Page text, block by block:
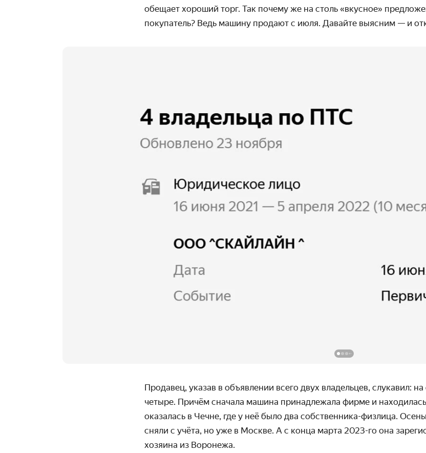
обещает хороший торг. Так почему же на столь «вкусное»
покупатель? Ведь машину продают с июля. Давайте выясним — и
Продавец, указав в объявлении всего двух владельцев, слукавил:
четыре. Причём сначала машина принадлежала фирме и
оказалась в Чечне, где у неё было два собственника-физлица.
сняли с учёта, но уже в Москве. А с конца марта 2023-го она
хозяина из Воронежа.